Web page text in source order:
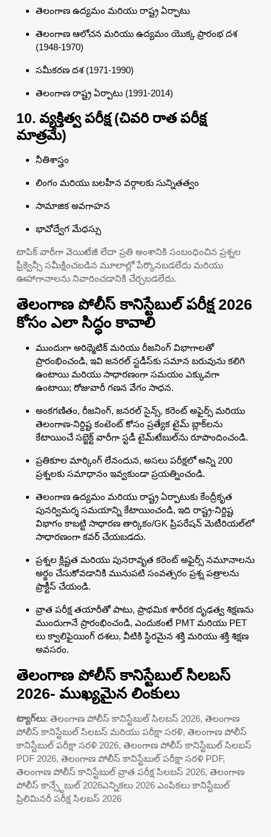
తెలంగాణ ఉద్యమం మరియు రాష్ట్ర ఏర్పాటు
తెలంగాణ ఆలోచన మరియు ఉద్యమం యొక్క ప్రారంభ దశ
(1948-1970)
సమీకరణ దశ (1971-1990)
తెలంగాణ రాష్ట్ర ఏర్పాటు (1991-2014)
10. వ్యక్తిత్వ పరీక్ష (చివరి రాత పరీక్ష
మాత్రమే)
నీతిశాస్త్రం
లింగం మరియు బలహీన వర్గాలకు సున్నితత్వం
సామాజిక అవగాహన
భావోద్వేగ మేధస్సు
టాపిక్ వారీగా వెయిటేజీ లేదా ప్రతి అంశానికి సంబంధించిన ప్రశ్నల
ఫ్రీక్వెన్సీ సమీక్షించబడిన మూలాల్లో పేర్కొనబడలేదు మరియు
ఊహాగానాలను నివారించడానికి చేర్చబడలేదు.
తెలంగాణ పోలీస్ కానిస్టేబుల్ పరీక్ష 2026
కోసం ఎలా సిద్ధం కావాలి
ముందుగా అరిథ్మెటిక్ మరియు రీజనింగ్ విభాగాలతో
ప్రారంభించండి, ఇవి జనరల్ స్టడీస్‌కు సమాన బరువును కలిగి
ఉంటాయి మరియు సాధారణంగా సమయం ఎక్కువగా
ఉంటాయి; రోజువారీ గణన వేగం సాధన.
అంకగణితం, రీజనింగ్, జనరల్ సైన్స్, కరెంట్ అఫైర్స్ మరియు
తెలంగాణ-నిర్దిష్ట కంటెంట్ కోసం ప్రత్యేక టైమ్ బ్లాక్‌లను
కేటాయించే సబ్జెక్ట్ వారీగా స్టడీ టైమ్‌టేబుల్‌ను రూపొందించండి.
ప్రతికూల మార్కింగ్ లేనందున, అసలు పరీక్షలో అన్ని 200
ప్రశ్నలకు సమాధానం ఇవ్వకుండా ప్రయత్నించండి.
తెలంగాణ ఉద్యమం మరియు రాష్ట్ర ఏర్పాటుకు కేంద్రీకృత
పునర్విమర్శ సమయాన్ని కేటాయించండి, ఇది రాష్ట్ర-నిర్దిష్ట
విభాగం కాబట్టి సాధారణ తార్కికం/GK ప్రిపరేషన్ మెటీరియల్‌లో
సాధారణంగా కవర్ చేయబడదు.
ప్రశ్నల క్లిష్టత మరియు పునరావృత కరెంట్ అఫైర్స్ నమూనాలను
అర్థం చేసుకోవడానికి మునుపటి సంవత్సరం ప్రశ్న పత్రాలను
ప్రాక్టీస్ చేయండి.
వ్రాత పరీక్ష తయారీతో పాటు, ప్రాథమిక శారీరక దృఢత్వ శిక్షణను
ముందుగానే ప్రారంభించండి, ఎందుకంటే PMT మరియు PET
లు క్వాలిఫైయింగ్ దశలు, వీటికి స్థిరమైన శక్తి మరియు శక్తి శిక్షణ
అవసరం.
తెలంగాణ పోలీస్ కానిస్టేబుల్ సిలబస్
2026- ముఖ్యమైన లింకులు
ట్యాగ్‌లు: తెలంగాణ పోలీస్ కానిస్టేబుల్ సిలబస్ 2026, తెలంగాణ
పోలీస్ కానిస్టేబుల్ సిలబస్ మరియు పరీక్షా సరళి, తెలంగాణ పోలీస్
కానిస్టేబుల్ పరీక్షా సరళి 2026, తెలంగాణ పోలీస్ కానిస్టేబుల్ సిలబస్
PDF 2026, తెలంగాణ పోలీస్ కానిస్టేబుల్ పరీక్షా సరళి PDF,
తెలంగాణ పోలీస్ కానిస్టేబుల్ వ్రాత పరీక్ష సిలబస్ 2026, తెలంగాణ
పోలీస్ కాన్స్టేబుల్ 2026ఎన్నికలు 2026 ఎంపికలు కానిస్టేబుల్
ప్రిలిమినరీ పరీక్ష సిలబస్ 2026